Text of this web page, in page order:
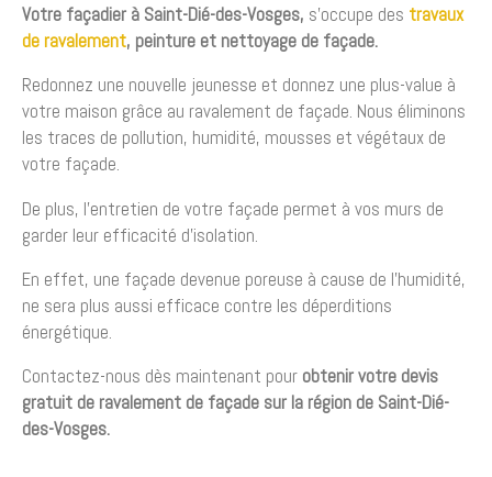
Votre façadier à Saint-Dié-des-Vosges, s’occupe des travaux
de ravalement, peinture et nettoyage de façade.
Redonnez une nouvelle jeunesse et donnez une plus-value à
votre maison grâce au ravalement de façade. Nous éliminons
les traces de pollution, humidité, mousses et végétaux de
votre façade.
De plus, l’entretien de votre façade permet à vos murs de
garder leur efficacité d’isolation.
En effet, une façade devenue poreuse à cause de l’humidité,
ne sera plus aussi efficace contre les déperditions
énergétique.
Contactez-nous dès maintenant pour obtenir votre devis
gratuit de ravalement de façade sur la région de Saint-Dié-
des-Vosges.